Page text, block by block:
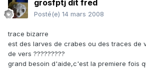
grosfptj dit fred
Posté(e) 14 mars 2008
trace bizarre
est des larves de crabes ou des traces de
de vers ?????????
grand besoin d'aide,c'est la premiere fois